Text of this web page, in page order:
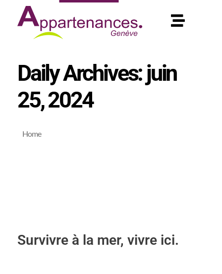
Home
Daily Archives: juin
25, 2024
Survivre à la mer, vivre ici.